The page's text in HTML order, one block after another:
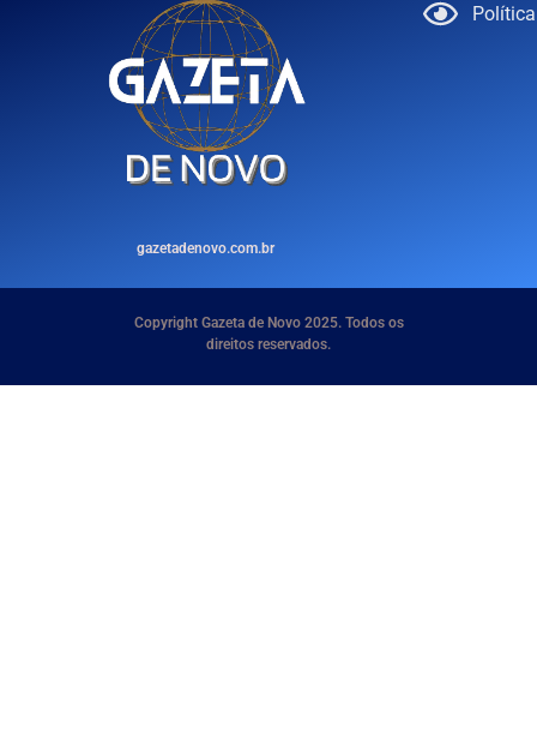
gazetadenovo.com.br
Copyright Gazeta de Novo 2025. Todos os
direitos reservados.